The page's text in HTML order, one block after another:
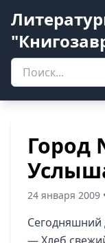
Город
24 января 2009
Сегодняшний